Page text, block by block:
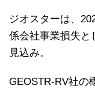
ジオスターは、
係会社事業損失と
見込み。
GEOSTR-RV社の